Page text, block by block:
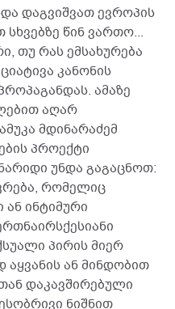
დაგვიშვათ ევროპის
სხვებზე წინ ვართო...
თუ რას ემსახურება
კანონის
ამაზე
აღარ
მდინარაძემ
პროექტი
უნდა გაგაცნოთ:
რომელიც
ან ინტიმური
პირის მიერ
ან მინდობით
დაკავშირებული
ნიშნით